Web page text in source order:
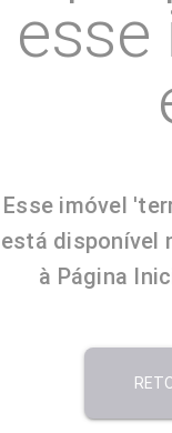
esse
Esse imóvel
está disponível
à Página